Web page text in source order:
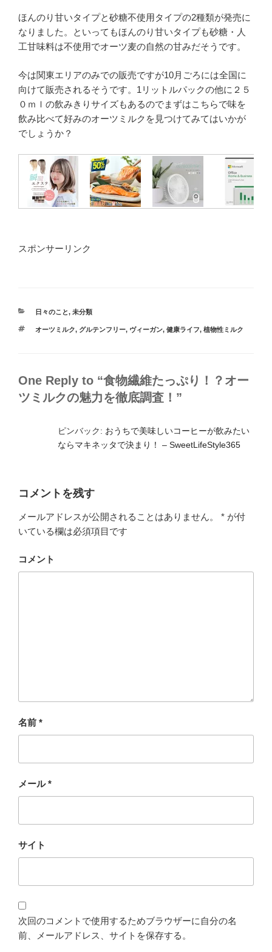
ほんのり甘いタイプと砂糖不使用タイプの2種類が発売に
なりました。といってもほんのり甘いタイプも砂糖・人
工甘味料は不使用でオーツ麦の自然の甘みだそうです。
今は関東エリアのみでの販売ですが10月ごろには全国に
向けて販売されるそうです。1リットルパックの他に２５
０ｍｌの飲みきりサイズもあるのでまずはこちらで味を
飲み比べて好みのオーツミルクを見つけてみてはいかが
でしょうか？
スポンサーリンク
カ
ゴ
日々のこと, 未分類
タ
オーツミルク, グルテンフリー, ヴィーガン, 健康ライフ, 植物性ミルク
One Reply to “食物繊維たっぷり！？オー
ツミルクの魅力を徹底調査！”
ピンバック: おうちで美味しいコーヒーが飲みたい
ならマキネッタで決まり！ – SweetLifeStyle365
コメントを残す
メールアドレスが公開されることはありません。 * が付
いている欄は必須項目です
コメント
名前 *
メール*
サイト
次回のコメントで使用するためブラウザーに自分の名
前、メールアドレス、サイトを保存する。